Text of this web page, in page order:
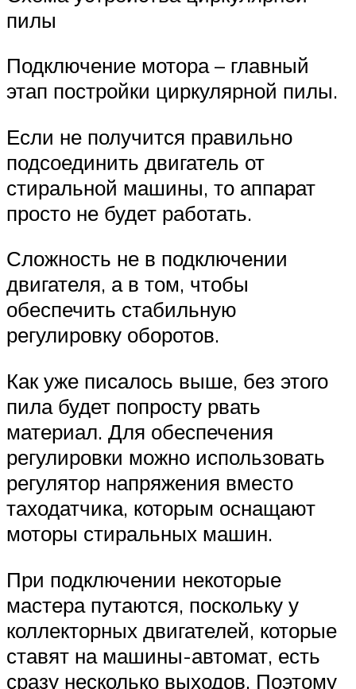
пилы
Подключение мотора – главный
этап постройки циркулярной пилы.
Если не получится правильно
подсоединить двигатель от
стиральной машины, то аппарат
просто не будет работать.
Сложность не в подключении
двигателя, а в том, чтобы
обеспечить стабильную
регулировку оборотов.
Как уже писалось выше, без этого
пила будет попросту рвать
материал. Для обеспечения
регулировки можно использовать
регулятор напряжения вместо
таходатчика, которым оснащают
моторы стиральных машин.
При подключении некоторые
мастера путаются, поскольку у
коллекторных двигателей, которые
ставят на машины-автомат, есть
сразу несколько выходов. Поэтому